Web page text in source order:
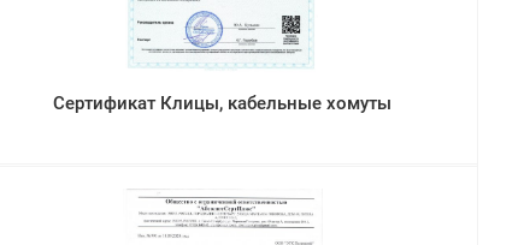
Сертификат Клицы, кабельные хомуты